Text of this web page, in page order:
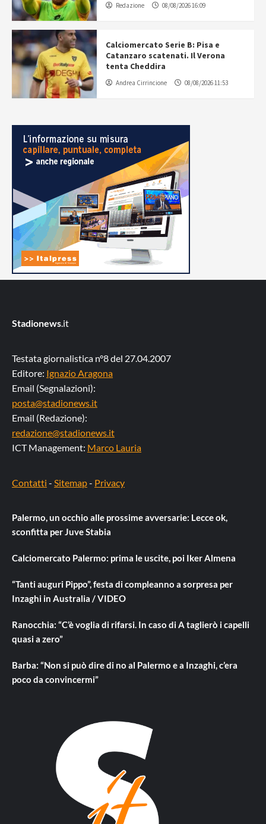
Redazione 08/08/2026 16:09
Calciomercato Serie B: Pisa e
Catanzaro scatenati. Il Verona
tenta Cheddira
Andrea Cirrincione 08/08/2026 11:53
Stadionews .it
Testata giornalistica n°8 del 27.04.2007
Editore: Ignazio Aragona
Email (Segnalazioni):
posta@stadionews.it
Email (Redazione):
redazione@stadionews.it
ICT Management: Marco Lauria
Contatti - Sitemap- Privacy
Palermo, un occhio alle prossime avversarie: Lecce ok,
sconfitta per Juve Stabia
Calciomercato Palermo: prima le uscite, poi Iker Almena
“Tanti auguri Pippo”, festa di compleanno a sorpresa per
Inzaghi in Australia / VIDEO
Ranocchia: “C’è voglia di rifarsi. In caso di A taglierò i capelli
quasi a zero”
Barba: “Non si può dire di no al Palermo e a Inzaghi, c’era
poco da convincermi”